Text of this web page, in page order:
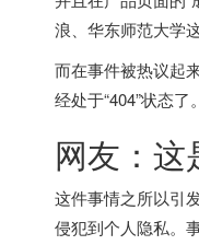
浪、华东师范大学
而在事件被热议起
经处于“404”状态了。
网友：这
这件事情之所以引
侵犯到个人隐私。